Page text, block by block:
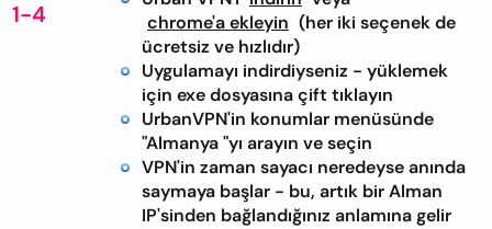
1-4
chrome'a ekleyin (her iki seçenek de
ücretsiz ve hızlıdır)
Uygulamayı indirdiyseniz - yüklemek
için exe dosyasına çift tıklayın
UrbanVPN'in konumlar menüsünde
"Almanya "yı arayın ve seçin
VPN'in zaman sayacı neredeyse anında
saymaya başlar - bu, artık bir Alman
IP'sinden bağlandığınız anlamına gelir